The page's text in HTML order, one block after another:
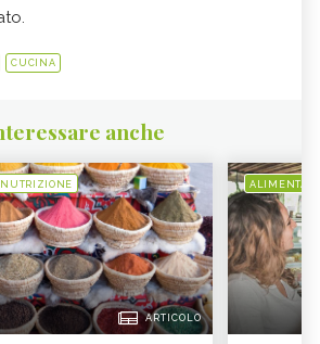
CUCINA
anche
NUTRIZIONE
ARTICOLO